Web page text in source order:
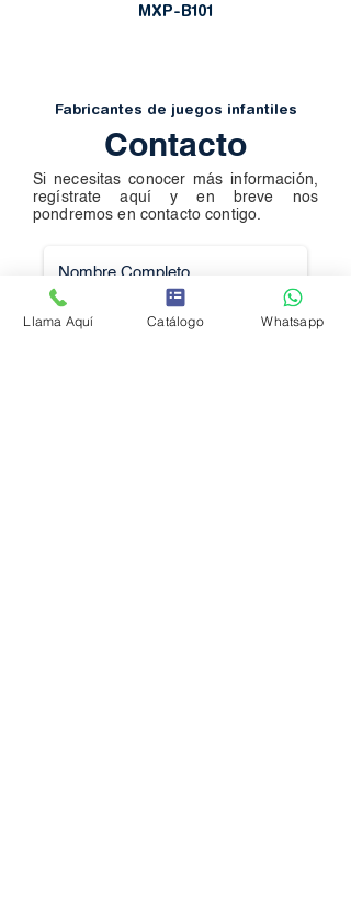
MXP-B101
Fabricantes de juegos infantiles
Contacto
Si necesitas conocer más información,
regístrate aquí y en breve nos
pondremos en contacto contigo.
Llama Aquí Catálogo Whatsapp